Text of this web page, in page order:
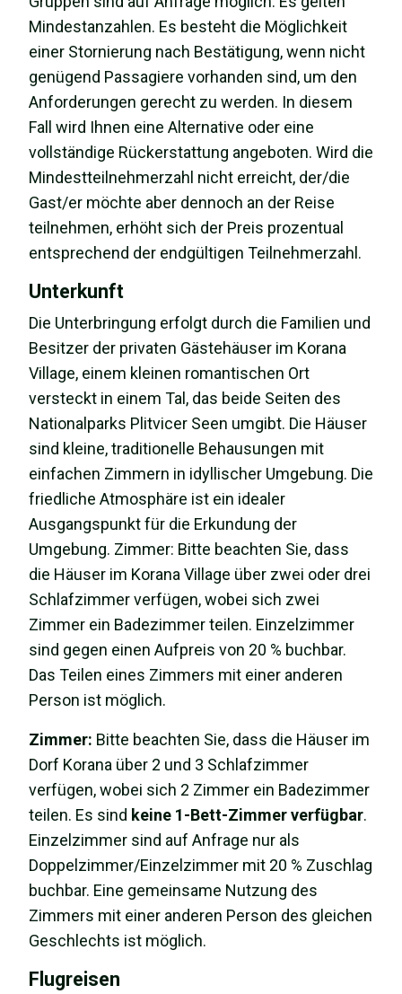
Mindestanzahlen. Es besteht die Möglichkeit
einer Stornierung nach Bestätigung, wenn nicht
genügend Passagiere vorhanden sind, um den
Anforderungen gerecht zu werden. In diesem
Fall wird Ihnen eine Alternative oder eine
vollständige Rückerstattung angeboten. Wird die
Mindestteilnehmerzahl nicht erreicht, der/die
Gast/er möchte aber dennoch an der Reise
teilnehmen, erhöht sich der Preis prozentual
entsprechend der endgültigen Teilnehmerzahl.
Unterkunft
Die Unterbringung erfolgt durch die Familien und
Besitzer der privaten Gästehäuser im Korana
Village, einem kleinen romantischen Ort
versteckt in einem Tal, das beide Seiten des
Nationalparks Plitvicer Seen umgibt. Die Häuser
sind kleine, traditionelle Behausungen mit
einfachen Zimmern in idyllischer Umgebung. Die
friedliche Atmosphäre ist ein idealer
Ausgangspunkt für die Erkundung der
Umgebung. Zimmer: Bitte beachten Sie, dass
die Häuser im Korana Village über zwei oder drei
Schlafzimmer verfügen, wobei sich zwei
Zimmer ein Badezimmer teilen. Einzelzimmer
sind gegen einen Aufpreis von 20 % buchbar.
Das Teilen eines Zimmers mit einer anderen
Person ist möglich.
Zimmer: Bitte beachten Sie, dass die Häuser im
Dorf Korana über 2 und 3 Schlafzimmer
verfügen, wobei sich 2 Zimmer ein Badezimmer
teilen. Es sind keine 1-Bett-Zimmer verfügbar.
Einzelzimmer sind auf Anfrage nur als
Doppelzimmer/Einzelzimmer mit 20 % Zuschlag
buchbar. Eine gemeinsame Nutzung des
Zimmers mit einer anderen Person des gleichen
Geschlechts ist möglich.
Flugreisen